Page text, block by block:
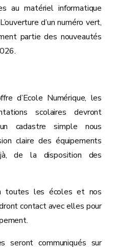
au matériel informatique
d’un numéro vert,
partie des nouveautés
d’Ecole Numérique, les
scolaires devront
cadastre simple nous
claire des équipements
de la disposition des
toutes les écoles et nos
contact avec elles pour
seront communiqués sur